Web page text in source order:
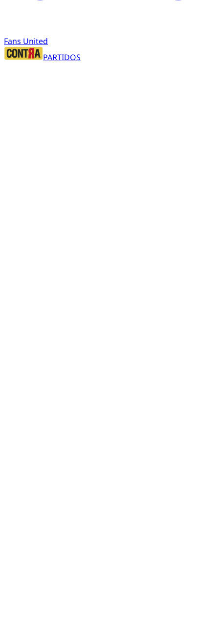
Fans United
PARTIDOS